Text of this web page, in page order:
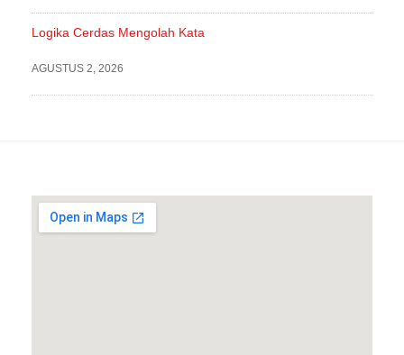
Logika Cerdas Mengolah Kata
AGUSTUS 2, 2026